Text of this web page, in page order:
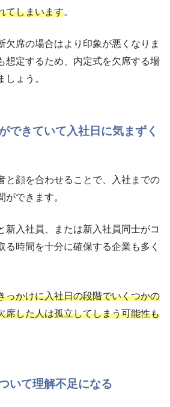
てしまいます。
欠席の場合はより印象が悪くなりま
想定するため、内定式を欠席する場
ょう。
できていて入社日に気まずく
と顔を合わせることで、入社までの
できます。
新入社員、または新入社員同士がコ
る時間を十分に確保する企業も多く
っかけに入社日の段階でいくつかの
席した人は孤立してしまう可能性も
いて理解不足になる